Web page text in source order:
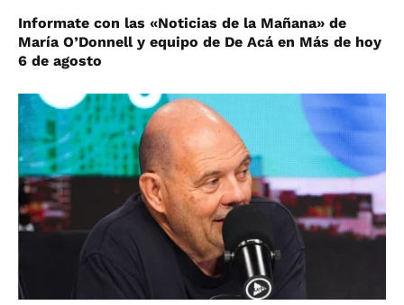
Informate con las «Noticias de la Mañana» de
María O’Donnell y equipo de De Acá en Más de hoy
6 de agosto